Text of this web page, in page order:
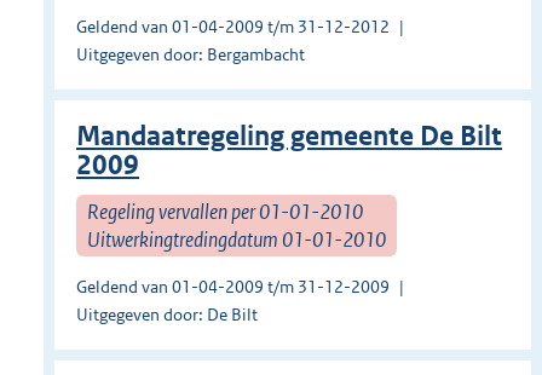
Geldend van 01-04-2009 t/m 31-12-2012
Uitgegeven door: Bergambacht
Mandaatregeling gemeente De Bilt
2009
Regeling vervallen per 01-01-2010
Uitwerkingtredingdatum 01-01-2010
Geldend van 01-04-2009 t/m 31-12-2009
Uitgegeven door: De Bilt